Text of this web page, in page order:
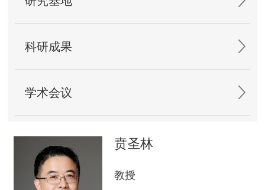
科研成果
学术会议
贲圣林
教授